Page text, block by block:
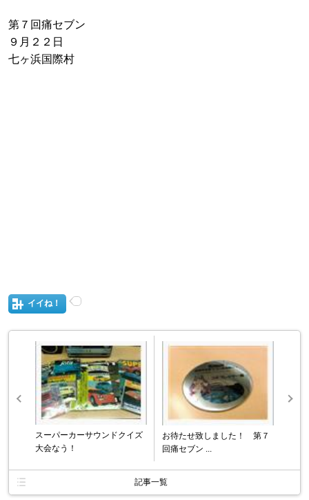
第７回痛セブン
９月２２日
七ヶ浜国際村
イイね！
スーパーカーサウンドクイズ
大会なう！
お待たせ致しました！ 第７
回痛セブン ...
記事一覧